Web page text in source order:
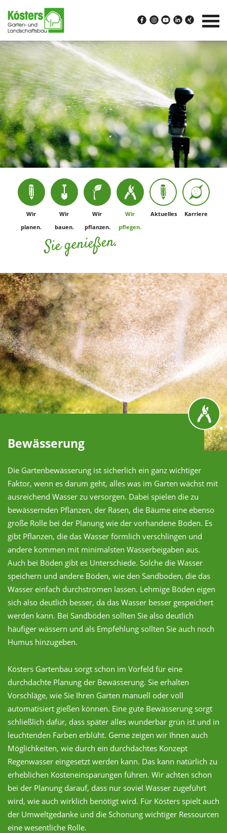
Wir
planen.
Wir
bauen.
Wir
pflanzen.
Wir
pflegen.
Sie genießen.
Aktuelles Karriere
Bewässerung
Die Gartenbewässerung ist sicherlich ein ganz wichtiger
Faktor, wenn es darum geht, alles was im Garten wächst mit
ausreichend Wasser zu versorgen. Dabei spielen die zu
bewässernden Pflanzen, der Rasen, die Bäume eine ebenso
große Rolle bei der Planung wie der vorhandene Boden. Es
gibt Pflanzen, die das Wasser förmlich verschlingen und
andere kommen mit minimalsten Wasserbeigaben aus.
Auch bei Böden gibt es Unterschiede. Solche die Wasser
speichern und andere Böden, wie den Sandboden, die das
Wasser einfach durchströmen lassen. Lehmige Böden eigen
sich also deutlich besser, da das Wasser besser gespeichert
werden kann. Bei Sandböden sollten Sie also deutlich
häufiger wässern und als Empfehlung sollten Sie auch noch
Humus hinzugeben.
Kösters Gartenbau sorgt schon im Vorfeld für eine
durchdachte Planung der Bewässerung. Sie erhalten
Vorschläge, wie Sie Ihren Garten manuell oder voll
automatisiert gießen können. Eine gute Bewässerung sorgt
schließlich dafür, dass später alles wunderbar grün ist und in
leuchtenden Farben erblüht. Gerne zeigen wir Ihnen auch
Möglichkeiten, wie durch ein durchdachtes Konzept
Regenwasser eingesetzt werden kann. Das kann natürlich zu
erheblichen Kosteneinsparungen führen. Wir achten schon
bei der Planung darauf, dass nur soviel Wasser zugeführt
wird, wie auch wirklich benötigt wird. Für Kösters spielt auch
der Umweltgedanke und die Schonung wichtiger Ressourcen
eine wesentliche Rolle.